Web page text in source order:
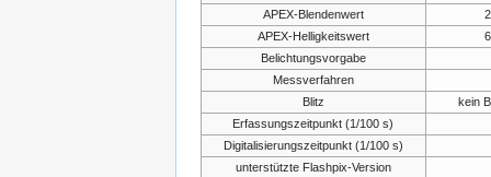
APEX-Blendenwert
APEX-Helligkeitswert
Belichtungsvorgabe
Messverfahren
Blitz
kein
Erfassungszeitpunkt (1/100 s)
Digitalisierungszeitpunkt (1/100 s)
unterstützte Flashpix-Version